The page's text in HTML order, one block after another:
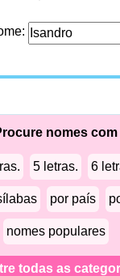
nomes com
5 letras. 6
por país
nomes populares
todas as